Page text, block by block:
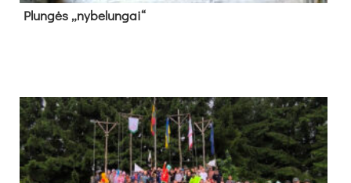
Plun­gės „ny­be­lun­gai“